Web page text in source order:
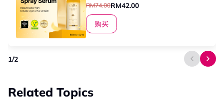
RM74.00RM42.00
购买
1/2
Related Topics